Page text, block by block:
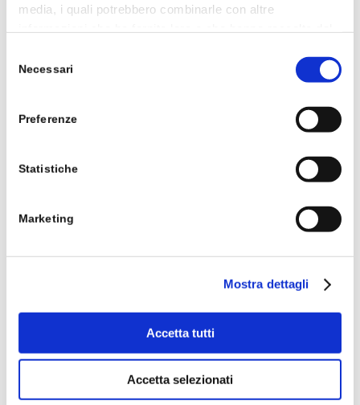
media, i quali potrebbero combinarle con altre
LeggiCookie Policy.
delNecessari
Preferenze
Statistiche
Marketing
Mostra dettagli
Accetta tutti
Accetta selezionati